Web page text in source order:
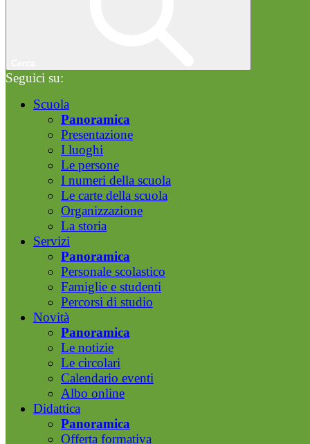
Seguici su:
Scuola
Panoramica
Presentazione
I luoghi
Le persone
I numeri della scuola
Le carte della scuola
Organizzazione
La storia
Servizi
Panoramica
Personale scolastico
Famiglie e studenti
Percorsi di studio
Novità
Panoramica
Le notizie
Le circolari
Calendario eventi
Albo online
Didattica
Panoramica
Offerta formativa